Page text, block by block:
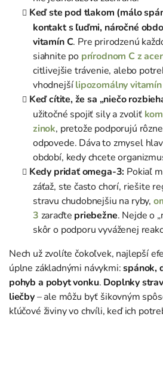
Keď ste pod tlakom (málo
kontakt s ľuďmi, náročné
vitamín C. Pre prirodzenú
siahnite po prírodnom C z
citlivejšie trávenie, alebo
vhodnejšílipozomálny vitamín
Keď cítite, že sa „niečo
užitočné spojiť sily a zvoliť
zinok, pretože podporujú
odpovede. Dáva to zmysel
období, kedy chcete
Kedy pridať omega-3: Pokiaľ
záťaž, ste často chorí, riešite
stravu chudobnejšiu na ryby,
3 zaraďte priebežne. Nejde o
skôr o podporu vyváženej
Nech už zvolíte čokoľvek, najlepší
úplne základnými návykmi:spánok,
pohyb a pobyt vonku. Doplnky
liečby– ale môžu byť šikovným
kľúčové živiny vo chvíli, keď ich